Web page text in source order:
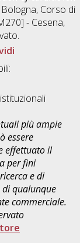
Corso di
- Cesena,
più ampie
essere
effettuato il
per fini
e di
di qualunque
commerciale.